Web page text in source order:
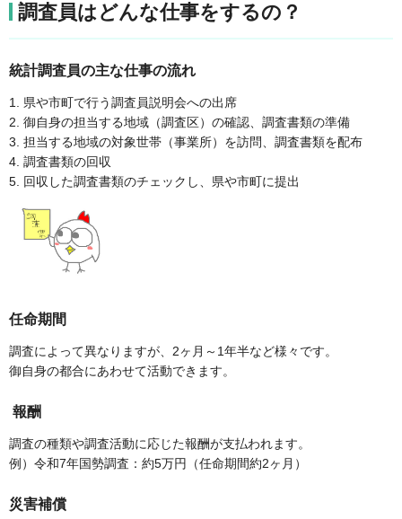
調査員はどんな仕事をするの？
統計調査員の主な仕事の流れ
1. 県や市町で行う調査員説明会への出席
2. 御自身の担当する地域（調査区）の確認、調査書類の準備
3. 担当する地域の対象世帯（事業所）を訪問、調査書類を配布
4. 調査書類の回収
5. 回収した調査書類のチェックし、県や市町に提出
任命期間
調査によって異なりますが、2ヶ月～1年半など様々です。
御自身の都合にあわせて活動できます。
報酬
調査の種類や調査活動に応じた報酬が支払われます。
例）令和7年国勢調査：約5万円（任命期間約2ヶ月）
災害補償